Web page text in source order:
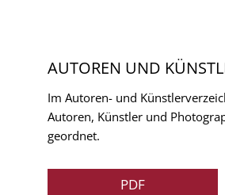
AUTOREN UND
Im Autoren- und
Autoren, Künstler und
geordnet.
PDF